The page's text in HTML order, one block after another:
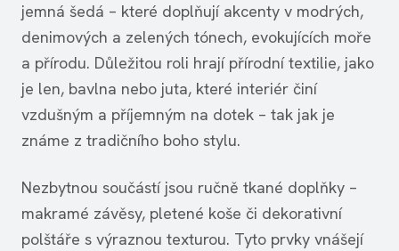
jemná šedá – které doplňují akcenty v modrých,
denimových a zelených tónech, evokujících moře
a přírodu. Důležitou roli hrají přírodní textilie, jako
je len, bavlna nebo juta, které interiér činí
vzdušným a příjemným na dotek – tak jak je
známe z tradičního boho stylu.
Nezbytnou součástí jsou ručně tkané doplňky –
makramé závěsy, pletené koše či dekorativní
polštáře s výraznou texturou. Tyto prvky vnášejí